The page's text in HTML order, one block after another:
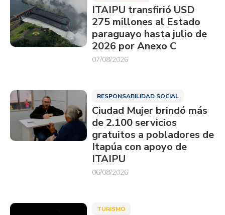
ITAIPU transfirió USD
275 millones al Estado
paraguayo hasta julio de
2026 por Anexo C
07/08/2026
RESPONSABILIDAD SOCIAL
Ciudad Mujer brindó más
de 2.100 servicios
gratuitos a pobladores de
Itapúa con apoyo de
ITAIPU
06/08/2026
TURISMO